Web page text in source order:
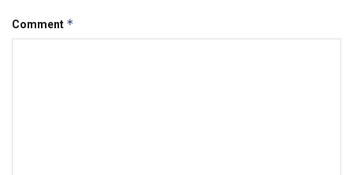
Comment *